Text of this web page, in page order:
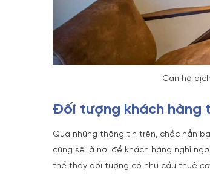
Căn hộ
Đối tượng khách hàng
Qua những thông tin trên, chắc hẳn
cũng sẽ là nơi để khách hàng nghỉ
thể thấy đối tượng có nhu cầu thuê